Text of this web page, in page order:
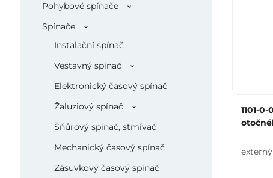
Pohybové spínače
Spínače
Instalační spínač
Vestavný spínač
Elektronický časový spínač
Žaluziový spínač
Šňůrový spínač, stmívač
Mechanický časový spínač
Zásuvkový časový spínač
1101-